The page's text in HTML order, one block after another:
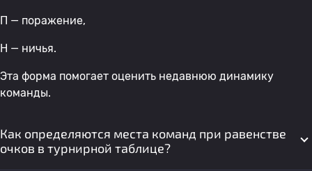
П — поражение,
Н — ничья.
Эта форма помогает оценить недавнюю динамику
команды.
Как определяются места команд при равенстве
очков в турнирной таблице?